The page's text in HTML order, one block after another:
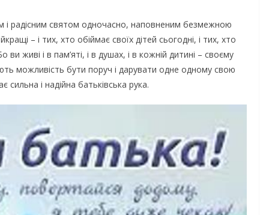
і радісним святом одночасно, наповненим безмежною
– і тих, хто обіймає своїх дітей сьогодні, і тих, хто
живі і в пам’яті, і в душах, і в кожній дитині – своєму
можливість бути поруч і дарувати одне одному свою
і надійна батьківська рука.